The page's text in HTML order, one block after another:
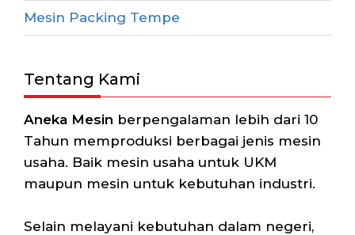
Mesin Packing Tempe
Tentang Kami
Aneka Mesin berpengalaman lebih dari 10
Tahun memproduksi berbagai jenis mesin
usaha. Baik mesin usaha untuk UKM
maupun mesin untuk kebutuhan industri.
Selain melayani kebutuhan dalam negeri,